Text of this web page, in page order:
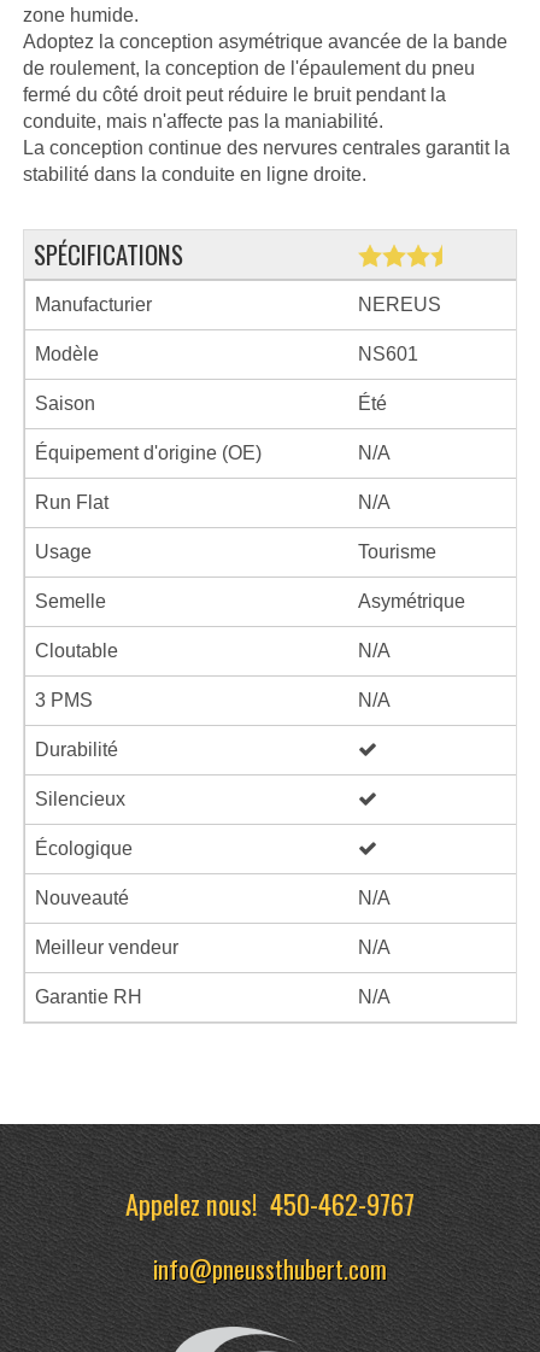
zone humide.
Adoptez la conception asymétrique avancée de la bande
de roulement, la conception de l'épaulement du pneu
fermé du côté droit peut réduire le bruit pendant la
conduite, mais n'affecte pas la maniabilité.
La conception continue des nervures centrales garantit la
stabilité dans la conduite en ligne droite.
SPÉCIFICATIONS
Manufacturier NEREUS
Modèle NS601
Saison Été
Équipement d'origine (OE) N/A
Run Flat N/A
Usage Tourisme
Semelle Asymétrique
Cloutable N/A
3 PMS N/A
Durabilité
Silencieux
Écologique
Nouveauté N/A
Meilleur vendeur N/A
Garantie RH N/A
Appelez nous!450-462-9767
info@pneussthubert.com